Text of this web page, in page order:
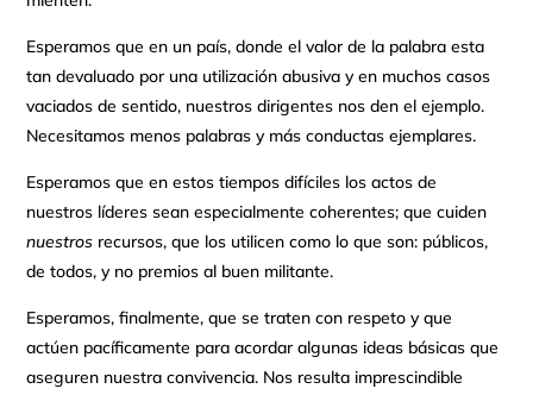
Esperamos que en un país, donde el valor de la palabra esta
tan devaluado por una utilización abusiva y en muchos casos
vaciados de sentido, nuestros dirigentes nos den el ejemplo.
Necesitamos menos palabras y más conductas ejemplares.
Esperamos que en estos tiempos difíciles los actos de
nuestros líderes sean especialmente coherentes; que cuiden
nuestros recursos, que los utilicen como lo que son: públicos,
de todos, y no premios al buen militante.
Esperamos, finalmente, que se traten con respeto y que
actúen pacíficamente para acordar algunas ideas básicas que
aseguren nuestra convivencia. Nos resulta imprescindible